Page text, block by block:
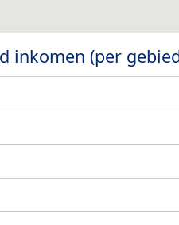
inkomen (per